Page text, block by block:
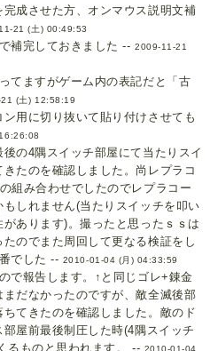
成させた方、オンマウス説明文補
21 (土) 00:49:53
補完しておきました --2009-11-21
てますがゲーム内の表記だと「古
(土) 12:58:19
用に切り抜いて貼り付けさせても
の4隅スイッチ部屋にて当たりスイ
たのを確認しました。尚レプラコ
組み合わせでしたのでレプラコー
しれません(当たりスイッチを叩い
あります)。撮ったと思ったｓｓは
のでまた周回して更なる検証をし
でした -- 2010-01-04 (月) 04:33:59
で報告します。↑と同じゴレ+錬金
だなかったのですが、敵全滅後部
てきたのを確認しました。敵のド
屋前最後制圧した時(4隅スイッチ
るものと思われます。 -- 2010-01-04